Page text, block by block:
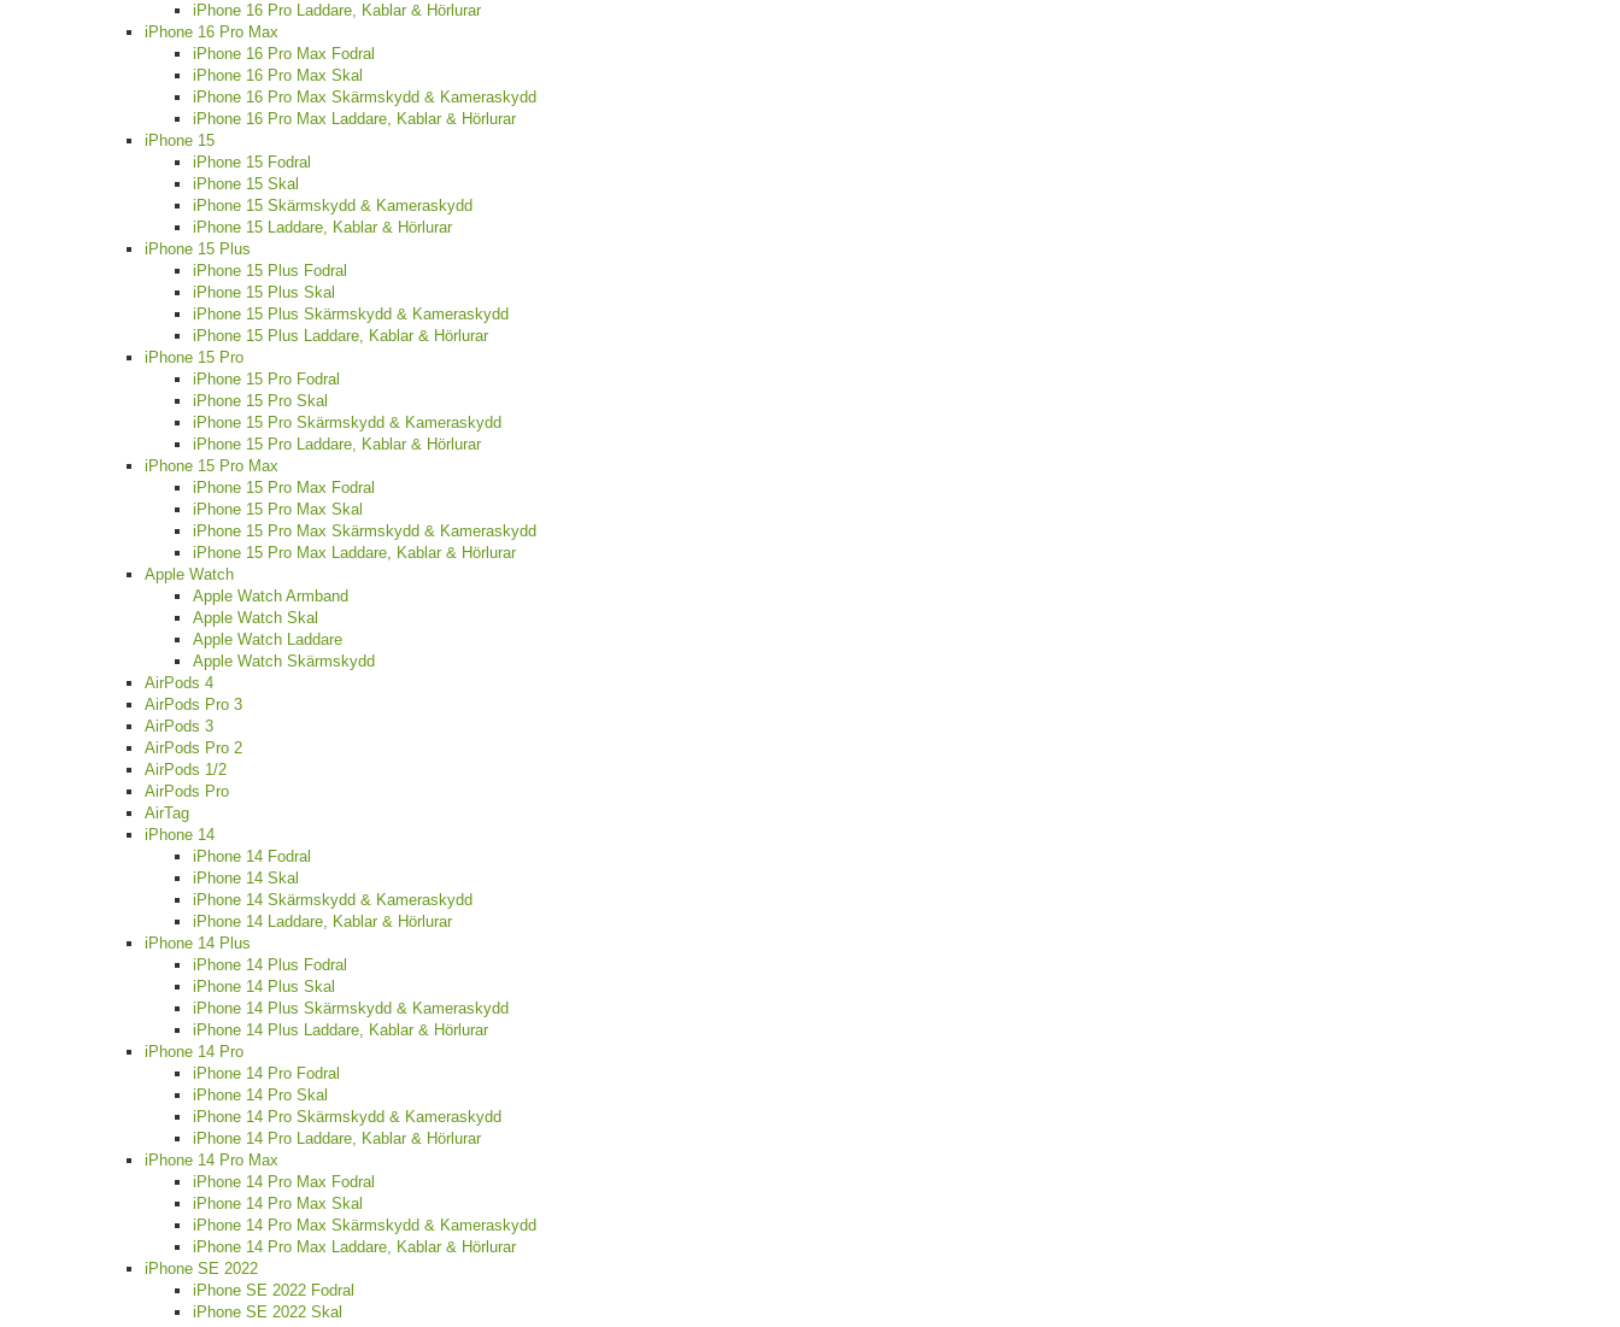
iPhone 16 Pro Laddare, Kablar & Hörlurar
iPhone 16 Pro Max
iPhone 16 Pro Max Fodral
iPhone 16 Pro Max Skal
iPhone 16 Pro Max Skärmskydd & Kameraskydd
iPhone 16 Pro Max Laddare, Kablar & Hörlurar
iPhone 15
iPhone 15 Fodral
iPhone 15 Skal
iPhone 15 Skärmskydd & Kameraskydd
iPhone 15 Laddare, Kablar & Hörlurar
iPhone 15 Plus
iPhone 15 Plus Fodral
iPhone 15 Plus Skal
iPhone 15 Plus Skärmskydd & Kameraskydd
iPhone 15 Plus Laddare, Kablar & Hörlurar
iPhone 15 Pro
iPhone 15 Pro Fodral
iPhone 15 Pro Skal
iPhone 15 Pro Skärmskydd & Kameraskydd
iPhone 15 Pro Laddare, Kablar & Hörlurar
iPhone 15 Pro Max
iPhone 15 Pro Max Fodral
iPhone 15 Pro Max Skal
iPhone 15 Pro Max Skärmskydd & Kameraskydd
iPhone 15 Pro Max Laddare, Kablar & Hörlurar
Apple Watch
Apple Watch Armband
Apple Watch Skal
Apple Watch Laddare
Apple Watch Skärmskydd
AirPods 4
AirPods Pro 3
AirPods 3
AirPods Pro 2
AirPods 1/2
AirPods Pro
AirTag
iPhone 14
iPhone 14 Fodral
iPhone 14 Skal
iPhone 14 Skärmskydd & Kameraskydd
iPhone 14 Laddare, Kablar & Hörlurar
iPhone 14 Plus
iPhone 14 Plus Fodral
iPhone 14 Plus Skal
iPhone 14 Plus Skärmskydd & Kameraskydd
iPhone 14 Plus Laddare, Kablar & Hörlurar
iPhone 14 Pro
iPhone 14 Pro Fodral
iPhone 14 Pro Skal
iPhone 14 Pro Skärmskydd & Kameraskydd
iPhone 14 Pro Laddare, Kablar & Hörlurar
iPhone 14 Pro Max
iPhone 14 Pro Max Fodral
iPhone 14 Pro Max Skal
iPhone 14 Pro Max Skärmskydd & Kameraskydd
iPhone 14 Pro Max Laddare, Kablar & Hörlurar
iPhone SE 2022
iPhone SE 2022 Fodral
iPhone SE 2022 Skal